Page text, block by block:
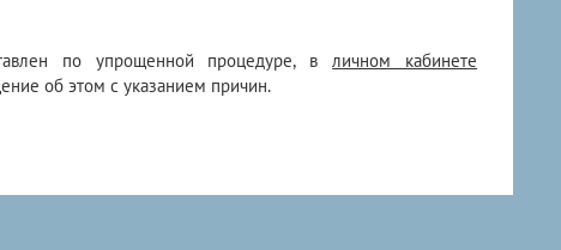
по упрощенной процедуре, вличном кабинете
об этом с указанием причин.